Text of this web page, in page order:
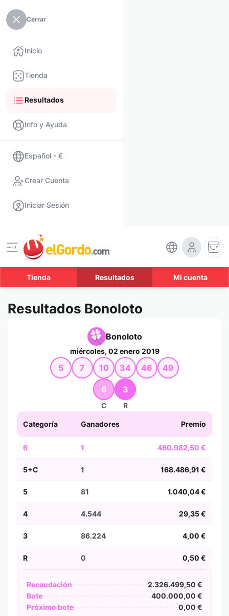
Cerrar
Inicio
Tienda
Resultados
Info y Ayuda
Español - €
Crear Cuenta
Iniciar Sesión
Tienda Resultados Mi cuenta
Resultados Bonoloto
Bonoloto
miércoles, 02 enero 2019
5 7 10 34 46 49
6
C
3
R
Categoría Ganadores Premio
6 1 460.982,50 €
5+C 1 168.486,91 €
5 81 1.040,04 €
4 4.544 29,35 €
3 86.224 4,00 €
R 0 0,50 €
Recaudación
2.326.499,50 €
Bote
400.000,00 €
Próximo bote
0,00 €